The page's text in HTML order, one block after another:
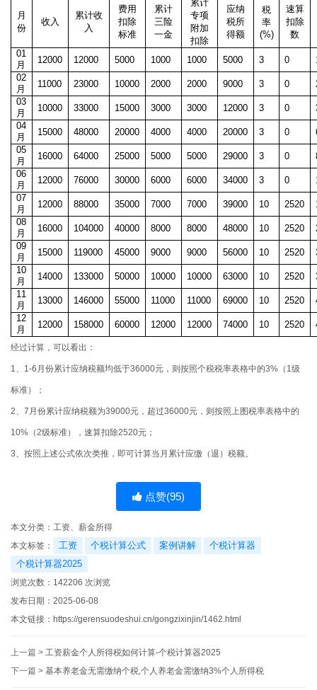
月
份
收入
累计收
入
费用
扣除
标准
累计
三险
一金
累计
专项
附加
扣除
应纳
税所
得额
税
率
(%)
速算
扣除
数
01
月
12000 12000 5000 1000 1000 5000 3 0
02
月
11000 23000 10000 2000 2000 9000 3 0
03
月
10000 33000 15000 3000 3000 12000 3 0
04
月
15000 48000 20000 4000 4000 20000 3 0
05
月
16000 64000 25000 5000 5000 29000 3 0
06
月
12000 76000 30000 6000 6000 34000 3 0
07
月
12000 88000 35000 7000 7000 39000 10 2520
08
月
16000 104000 40000 8000 8000 48000 10 2520
09
月
15000 119000 45000 9000 9000 56000 10 2520
10
月
14000 133000 50000 10000 10000 63000 10 2520
11
月
13000 146000 55000 11000 11000 69000 10 2520
12
月
12000 158000 60000 12000 12000 74000 10 2520
经过计算，可以看出：
1、1-6月份累计应纳税额均低于36000元，则按照个税税率表格中的3%（1级
标准）；
2、7月份累计应纳税额为39000元，超过36000元，则按照上图税率表格中的
10%（2级标准），速算扣除2520元；
3、按照上述公式依次类推，即可计算当月累计应缴（退）税额。
点赞(95)
本文分类： 工资、薪金所得
本文标签：
工资 个税计算公式 案例讲解
个税计算器
个税计算器2025
浏览次数： 142206 次浏览
发布日期：2025-06-08
本文链接： https://gerensuodeshui.cn/gongzixinjin/1462.html
上一篇 > 工资薪金个人所得税如何计算-个税计算器2025
下一篇 > 基本养老金无需缴纳个税,个人养老金需缴纳3%个人所得税